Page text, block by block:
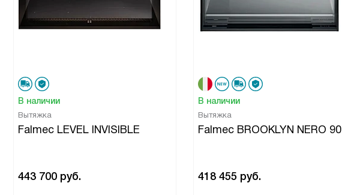
В наличии
Вытяжка
Falmec LEVEL INVISIBLE
443 700 руб.
В наличии
Вытяжка
Falmec BROOKLYN NERO 90
418 455 руб.